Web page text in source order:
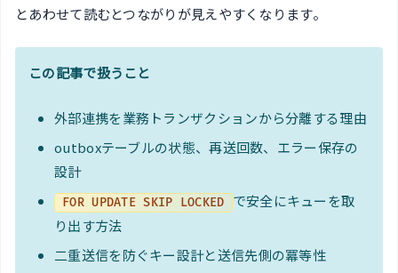
とあわせて読むとつながりが見えやすくなります。
この記事で扱うこと
外部連携を業務トランザクションから分離する理由
outboxテーブルの状態、再送回数、エラー保存の
設計
FOR UPDATE SKIP LOCKED
で安全にキューを取
り出す方法
二重送信を防ぐキー設計と送信先側の冪等性